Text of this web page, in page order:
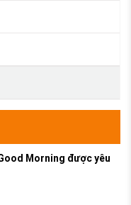
Morning được yêu